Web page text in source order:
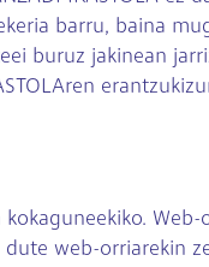
barru, baina
buruz jakinean
web-orriarekin